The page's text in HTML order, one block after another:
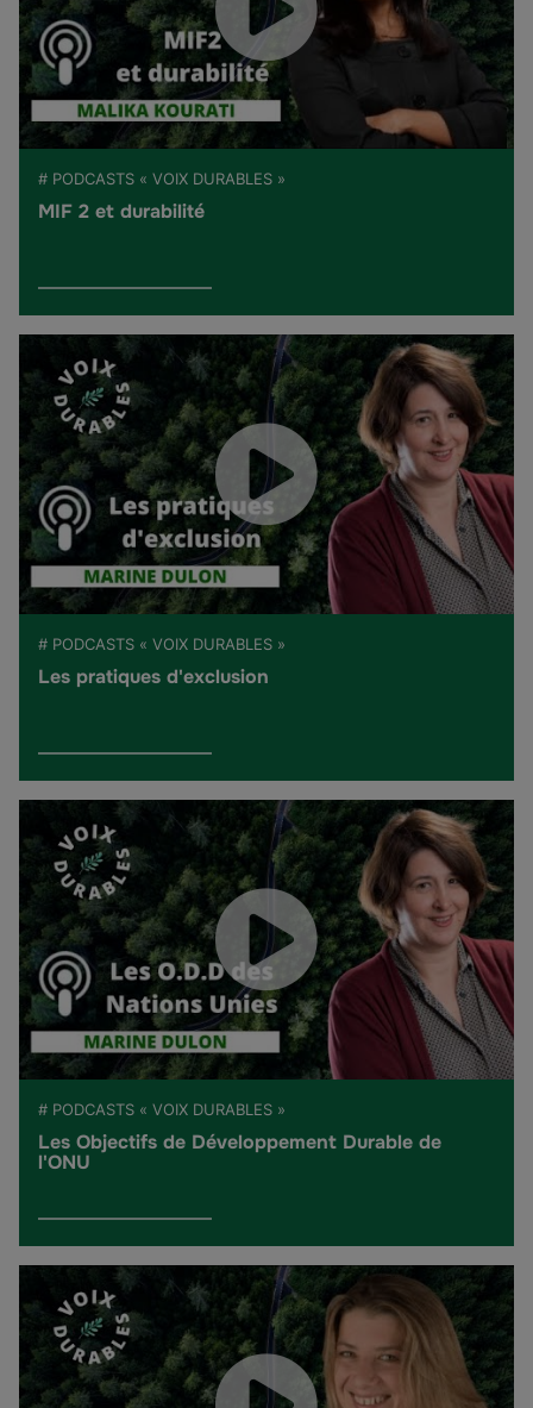
# PODCASTS « VOIX DURABLES »
MIF 2 et durabilité
# PODCASTS « VOIX DURABLES »
Les pratiques d'exclusion
# PODCASTS « VOIX DURABLES »
Les Objectifs de Développement Durable de
l'ONU